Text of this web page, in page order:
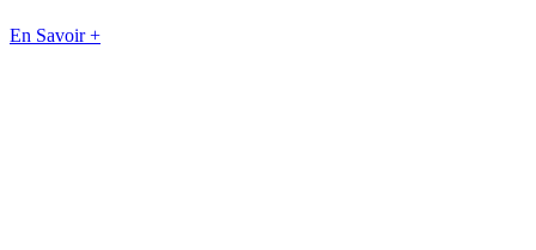
En Savoir +